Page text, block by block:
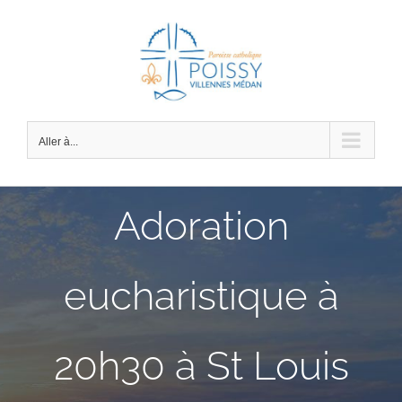
Aller à...
Adoration
eucharistique à
20h30 à St Louis